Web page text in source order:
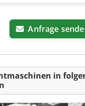
Anfrage
in